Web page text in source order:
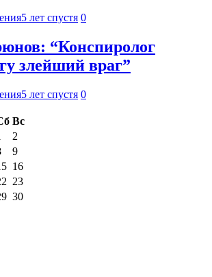
5 лет спустя 0
“Конспиролог
злейший враг”
5 лет спустя 0
Вс
2
9
16
23
30